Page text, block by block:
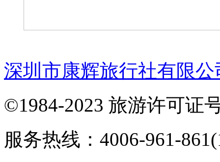
深圳市康辉旅行社有限
©1984-2023 旅游许可证
服务热线：4006-961-